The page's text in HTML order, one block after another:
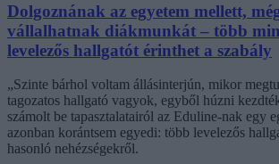
Dolgoznának az egyetem mellett,
vállalhatnak diákmunkát – több
levelezős hallgatót érinthet a szabály
„Szinte bárhol voltam állásinterjún, mikor
tagozatos hallgató vagyok, egyből húzni
számolt be tapasztalatairól az Eduline-nak egy
azonban korántsem egyedi: több levelezős
hasonló nehézségekről.